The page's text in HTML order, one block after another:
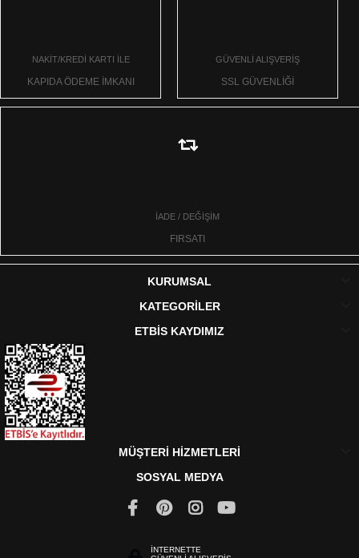
NAKİT/KREDİ KARTI İLE
KAPIDA ÖDEME İMKANI
GÜVENLİ ALIŞVERİŞ
SSL GÜVENLİĞİ
İADE / DEĞİŞİM
FIRSATI
KURUMSAL
KATEGORİLER
ETBİS KAYDIMIZ
MÜŞTERİ HİZMETLERİ
SOSYAL MEDYA
İNTERNETTE